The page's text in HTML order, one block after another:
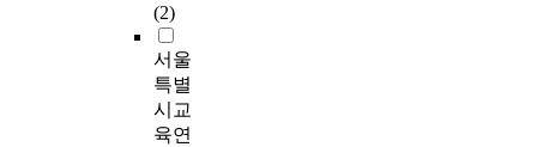
(2)
서울
특별
시교
육연